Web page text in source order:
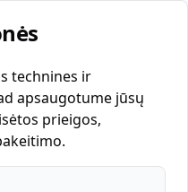
technines ir
apsaugotume jūsų
prieigos,